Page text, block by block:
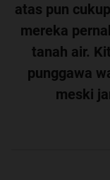
atas pun
mereka
tanah air.
punggawa
meski